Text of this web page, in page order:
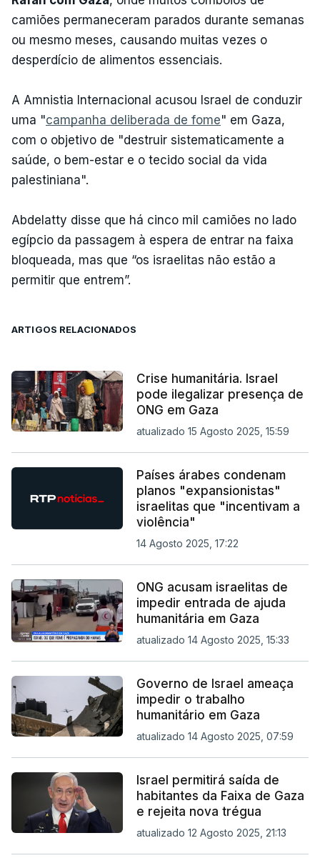
camiões permaneceram parados durante semanas
ou mesmo meses, causando muitas vezes o
desperdício de alimentos essenciais.
A Amnistia Internacional acusou Israel de conduzir
uma "campanha deliberada de fome" em Gaza,
com o objetivo de "destruir sistematicamente a
saúde, o bem-estar e o tecido social da vida
palestiniana".
Abdelatty disse que há cinco mil camiões no lado
egípcio da passagem à espera de entrar na faixa
bloqueada, mas que “os israelitas não estão a
permitir que entrem”.
ARTIGOS RELACIONADOS
Crise humanitária. Israel
pode ilegalizar presença de
ONG em Gaza
atualizado 15 Agosto 2025, 15:59
Países árabes condenam
planos "expansionistas"
israelitas que "incentivam a
violência"
14 Agosto 2025, 17:22
ONG acusam israelitas de
impedir entrada de ajuda
humanitária em Gaza
atualizado 14 Agosto 2025, 15:33
Governo de Israel ameaça
impedir o trabalho
humanitário em Gaza
atualizado 14 Agosto 2025, 07:59
Israel permitirá saída de
habitantes da Faixa de Gaza
e rejeita nova trégua
atualizado 12 Agosto 2025, 21:13